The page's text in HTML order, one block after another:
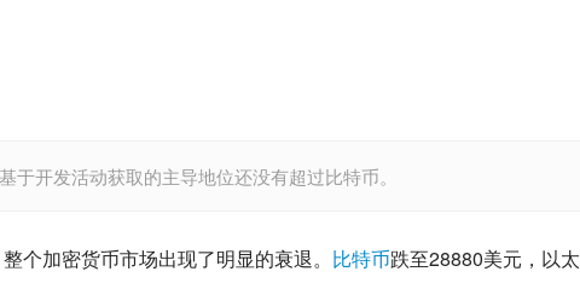
于开发活动获取的主导地位还没有超过比特币。
个加密货币市场出现了明显的衰退。 比特币跌至28880美元，以